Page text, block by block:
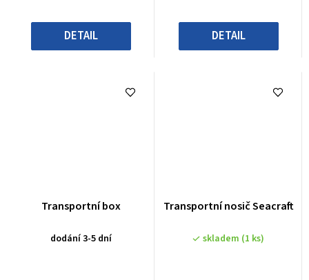
DETAIL DETAIL
Transportní box
dodání 3-5 dní
Transportní nosič Seacraft
skladem (1 ks)